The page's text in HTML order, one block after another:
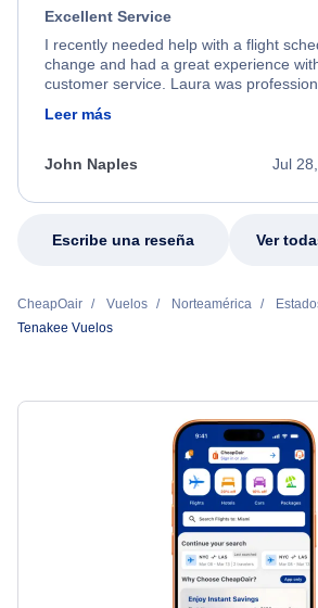
Excellent Service
I recently needed help with a flight
change and had a great experience
customer service. Laura was
friendly, and very helpful throughout the
process. She quickly found a solution
appreciate her excellent service.
Leer más
Jul
John Naples
Escribe una reseña Ver
CheapOair Vuelos Norteamérica
Tenakee Vuelos